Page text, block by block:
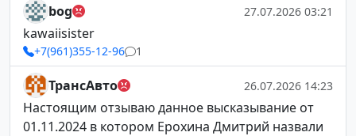
bog 27.07.2026 03:21
kawaiisister
+7(961)355-12-96 1
ТрансАвто 26.07.2026 14:23
Настоящим отзываю данное высказывание от
01.11.2024 в котором Ерохина Дмитрий назвали